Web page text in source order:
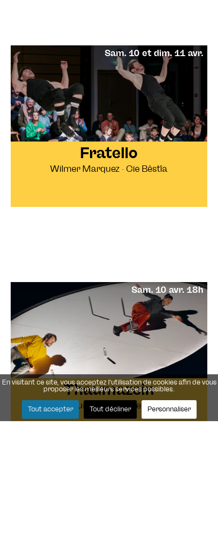
Sam. 10 et dim. 11 avr.
Fratello
Wilmer Marquez · Cie Bêstîa
Sam. 10 avr. 18h
Thaumazein
Jonathan Guichard · Lauren Bolze · Cie
H.M.G.
En visitant ce site, vous acceptez l'utilisation de cookies afin de vous
proposer les meilleurs services possibles.
Tout accepter Tout décliner Personnaliser